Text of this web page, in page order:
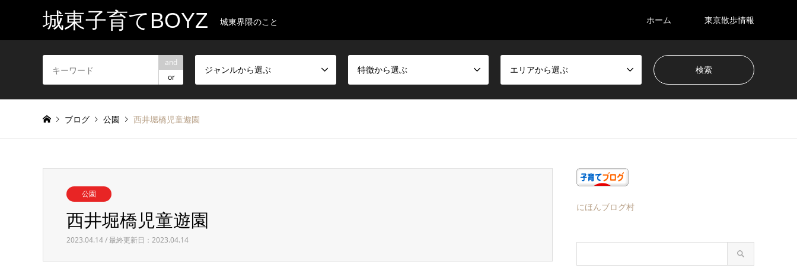
城東子育てBOYZ 城東界隈のこと ホーム 東京散歩情報
and
or
ジャンルから選ぶ 特徴から選ぶ エリアから選ぶ
ブログ 公園 西井堀橋児童遊園
公園
西井堀橋児童遊園
2023.04.14 / 最終更新日：2023.04.14
にほんブログ村